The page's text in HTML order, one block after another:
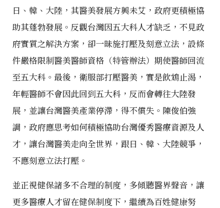
日、韓、大陸，其醫美發展方興未艾，政府更積極協
助其蓬勃發展。反觀台灣因五大科人才缺乏，不見政
府實質之解決方案，卻一昧施打壓及刻意立法，設條
件嚴格限制醫美醫師資格（特管辦法）期使醫師回流
至五大科。最後，衛服部打壓醫美，實是飲鴆止渴，
年輕醫師不會因此回到五大科，反而會轉往大陸發
展，並讓台灣醫美產業停滯，得不償失。陳俊伯強
調，政府應思考如何積極協助台灣優秀醫療資源及人
才，讓台灣醫美走向全世界，跟日、韓、大陸競爭，
不應刻意立法打壓。
並正視健保諸多不合理的制度，多傾聽醫界聲音，讓
更多醫療人才留在健保制度下，繼續為百姓健康努